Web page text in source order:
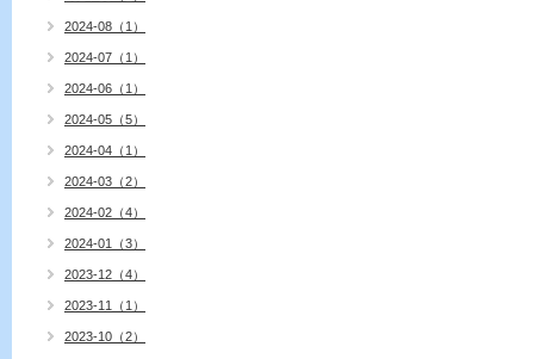
2024-08（1）
2024-07（1）
2024-06（1）
2024-05（5）
2024-04（1）
2024-03（2）
2024-02（4）
2024-01（3）
2023-12（4）
2023-11（1）
2023-10（2）